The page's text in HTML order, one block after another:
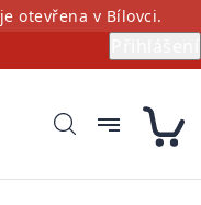
otevřena v Bílovci.